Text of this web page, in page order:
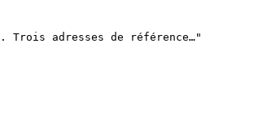
adresses de référence…"